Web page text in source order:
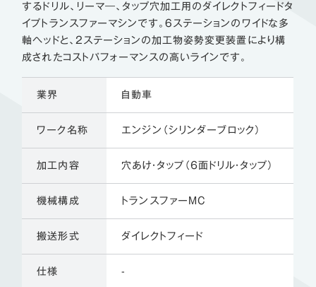
するドリル、リーマ―、タップ穴加工用のダイレクトフィードタ
イプトランスファーマシンです。6ステーションのワイドな多
軸ヘッドと、2ステーションの加工物姿勢変更装置により構
成されたコストパフォーマンスの高いラインです。
業界 自動車
ワーク名称 エンジン（シリンダーブロック）
加工内容 穴あけ・タップ（６面ドリル・タップ）
機械構成 トランスファーMC
搬送形式 ダイレクトフィード
仕様 -